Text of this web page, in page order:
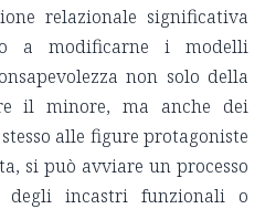
relazionale significativa
a modificarne i modelli
non solo della
il minore, ma anche dei
alle figure protagoniste
si può avviare un processo
incastri funzionali o